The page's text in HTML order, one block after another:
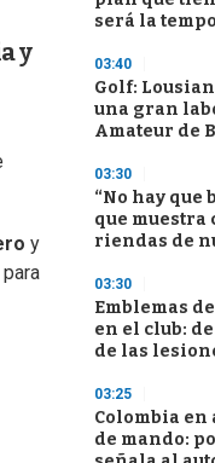
y
y
será la
03:40
Golf:
una gran
Amateur de
03:30
“No hay que
que muestra
riendas de
03:30
Emblemas
en el club:
de las
03:25
Colombia en
de mando: